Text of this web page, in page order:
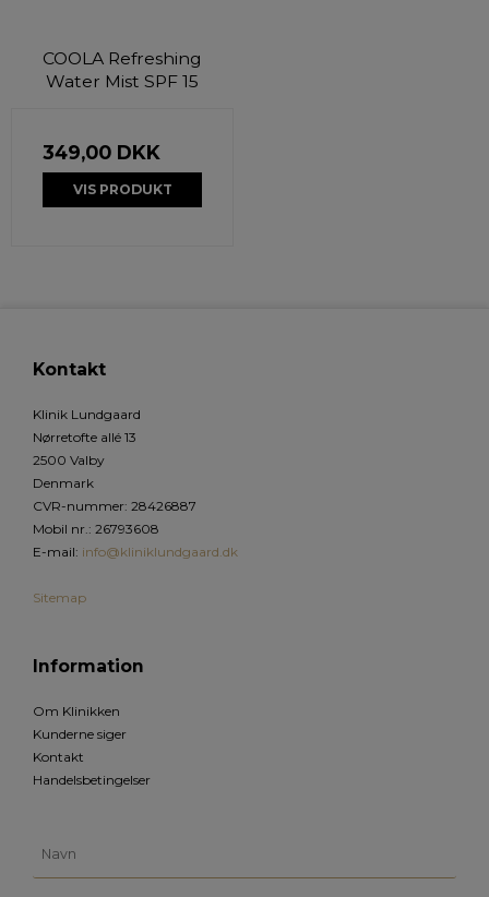
COOLA Refreshing
Water Mist SPF 15
349,00 DKK
VIS PRODUKT
Kontakt
Klinik Lundgaard
Nørretofte allé 13
2500 Valby
Denmark
CVR-nummer: 28426887
Mobil nr.: 26793608
E-mail: info@kliniklundgaard.dk
Sitemap
Information
Om Klinikken
Kunderne siger
Kontakt
Handelsbetingelser